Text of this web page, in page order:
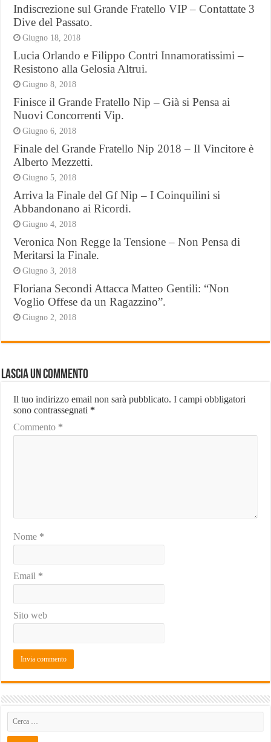
Indiscrezione sul Grande Fratello VIP – Contattate 3
Dive del Passato.
Giugno 18, 2018
Lucia Orlando e Filippo Contri Innamoratissimi –
Resistono alla Gelosia Altrui.
Giugno 8, 2018
Finisce il Grande Fratello Nip – Già si Pensa ai
Nuovi Concorrenti Vip.
Giugno 6, 2018
Finale del Grande Fratello Nip 2018 – Il Vincitore è
Alberto Mezzetti.
Giugno 5, 2018
Arriva la Finale del Gf Nip – I Coinquilini si
Abbandonano ai Ricordi.
Giugno 4, 2018
Veronica Non Regge la Tensione – Non Pensa di
Meritarsi la Finale.
Giugno 3, 2018
Floriana Secondi Attacca Matteo Gentili: “Non
Voglio Offese da un Ragazzino”.
Giugno 2, 2018
Lascia un commento
Il tuo indirizzo email non sarà pubblicato. I campi obbligatori
sono contrassegnati *
Commento *
Nome *
Email *
Sito web